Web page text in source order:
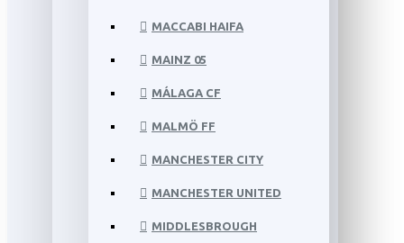
MACCABI HAIFA
MAINZ 05
MÁLAGA CF
MALMÖ FF
MANCHESTER CITY
MANCHESTER UNITED
MIDDLESBROUGH